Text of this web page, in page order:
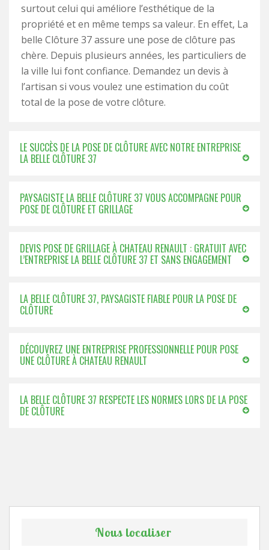
surtout celui qui améliore l’esthétique de la
propriété et en même temps sa valeur. En effet, La
belle Clôture 37 assure une pose de clôture pas
chère. Depuis plusieurs années, les particuliers de
la ville lui font confiance. Demandez un devis à
l’artisan si vous voulez une estimation du coût
total de la pose de votre clôture.
LE SUCCÈS DE LA POSE DE CLÔTURE AVEC NOTRE ENTREPRISE
LA BELLE CLÔTURE 37
PAYSAGISTE LA BELLE CLÔTURE 37 VOUS ACCOMPAGNE POUR
POSE DE CLÔTURE ET GRILLAGE
DEVIS POSE DE GRILLAGE À CHATEAU RENAULT : GRATUIT AVEC
L’ENTREPRISE LA BELLE CLÔTURE 37 ET SANS ENGAGEMENT
LA BELLE CLÔTURE 37, PAYSAGISTE FIABLE POUR LA POSE DE
CLÔTURE
DÉCOUVREZ UNE ENTREPRISE PROFESSIONNELLE POUR POSE
UNE CLÔTURE À CHATEAU RENAULT
LA BELLE CLÔTURE 37 RESPECTE LES NORMES LORS DE LA POSE
DE CLÔTURE
Nous localiser